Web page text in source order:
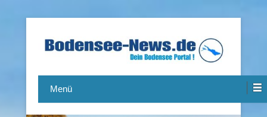
Bodensee-News.de
Menü